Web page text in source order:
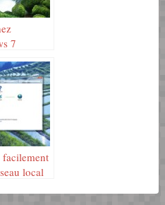
7
local